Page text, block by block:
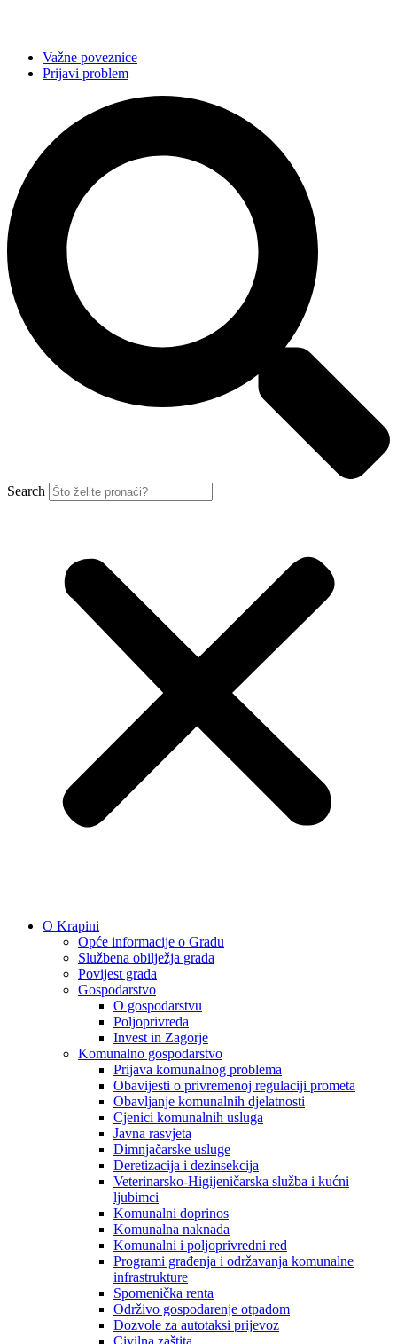
Važne poveznice
Prijavi problem
Search
O Krapini
Opće informacije o Gradu
Službena obilježja grada
Povijest grada
Gospodarstvo
O gospodarstvu
Poljoprivreda
Invest in Zagorje
Komunalno gospodarstvo
Prijava komunalnog problema
Obavijesti o privremenoj regulaciji prometa
Obavljanje komunalnih djelatnosti
Cjenici komunalnih usluga
Javna rasvjeta
Dimnjačarske usluge
Deretizacija i dezinsekcija
Veterinarsko-Higijeničarska služba i kućni
ljubimci
Komunalni doprinos
Komunalna naknada
Komunalni i poljoprivredni red
Programi građenja i održavanja komunalne
infrastrukture
Spomenička renta
Održivo gospodarenje otpadom
Dozvole za autotaksi prijevoz
Civilna zaštita